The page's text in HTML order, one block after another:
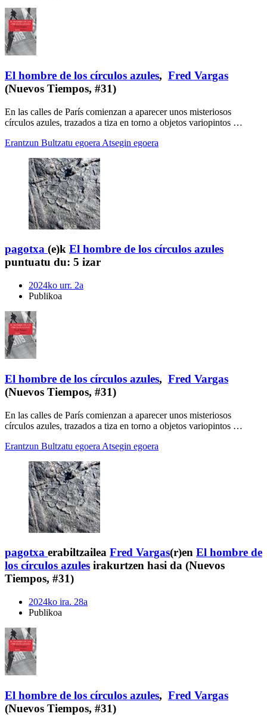
El hombre de los círculos azules, Fred Vargas
(Nuevos Tiempos, #31)
En las calles de París comienzan a aparecer unos misteriosos
círculos azules, trazados a tiza en torno a objetos variopintos …
Erantzun Bultzatu egoera Atsegin egoera
pagotxa (e)k El hombre de los círculos azules
puntuatu du: 5 izar
2024ko urr. 2a
Publikoa
El hombre de los círculos azules, Fred Vargas
(Nuevos Tiempos, #31)
En las calles de París comienzan a aparecer unos misteriosos
círculos azules, trazados a tiza en torno a objetos variopintos …
Erantzun Bultzatu egoera Atsegin egoera
pagotxa erabiltzailea Fred Vargas(r)en El hombre de
los círculos azules irakurtzen hasi da (Nuevos
Tiempos, #31)
2024ko ira. 28a
Publikoa
El hombre de los círculos azules, Fred Vargas
(Nuevos Tiempos, #31)